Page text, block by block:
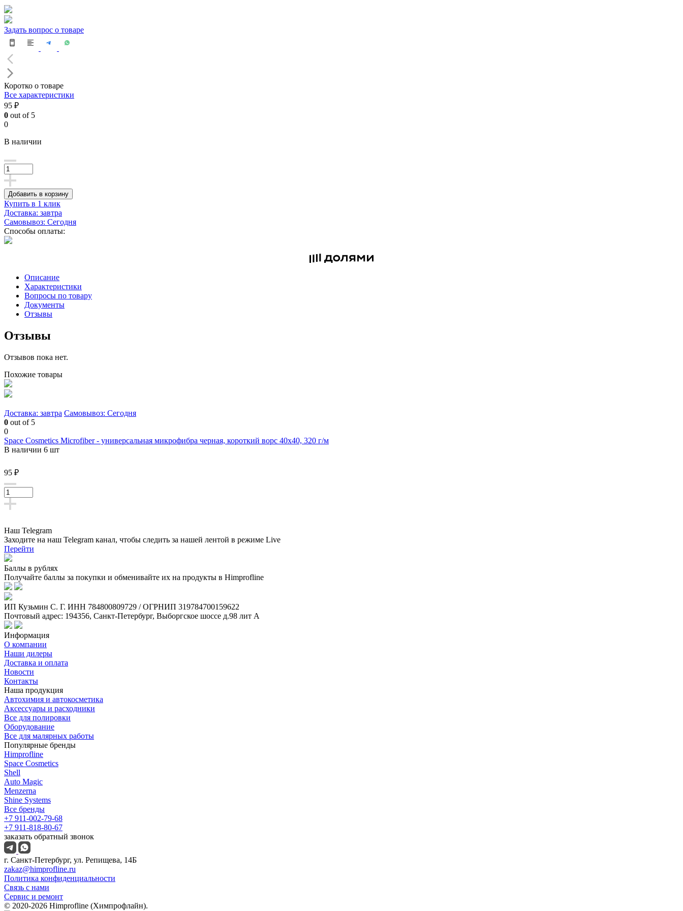
Задать вопрос о товаре
Коротко о товаре
Все характеристики
95 ₽
0 out of 5
0
В наличии
Добавить в корзину
Купить в 1 клик
Доставка: завтра
Самовывоз: Сегодня
Способы оплаты:
Описание
Характеристики
Вопросы по товару
Документы
Отзывы
Отзывы
Отзывов пока нет.
Похожие товары
Доставка: завтра Самовывоз: Сегодня
0 out of 5
0
Space Cosmetics Microfiber - универсальная микрофибра черная, короткий ворс 40х40, 320 г/м
В наличии 6 шт
95 ₽
Наш Telegram
Заходите на наш Telegram канал, чтобы следить за нашей лентой в режиме Live
Перейти
Баллы в рублях
Получайте баллы за покупки и обменивайте их на продукты в Himprofline
ИП Кузьмин C. Г. ИНН 784800809729 / ОГРНИП 319784700159622
Почтовый адрес: 194356, Санкт-Петербург, Выборгское шоссе д.98 лит А
Информация
О компании
Наши дилеры
Доставка и оплата
Новости
Контакты
Наша продукция
Автохимия и автокосметика
Аксессуары и расходники
Все для полировки
Оборудование
Все для малярных работы
Популярные бренды
Himprofline
Space Cosmetics
Shell
Auto Magic
Menzerna
Shine Systems
Все бренды
+7 911-002-79-68
+7 911-818-80-67
заказать обратный звонок
г. Санкт-Петербург, ул. Репищева, 14Б
zakaz@himprofline.ru
Политика конфиденциальности
Связь с нами
Сервис и ремонт
© 2020-2026 Himprofline (Химпрофлайн).